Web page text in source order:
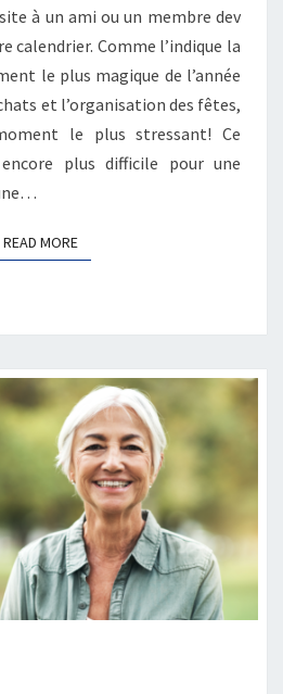
à un ami ou un membre dev
calendrier. Comme l’indique la
le plus magique de l’année
et l’organisation des fêtes,
le plus stressant! Ce
plus difficile pour une
READ MOREREAD MORE